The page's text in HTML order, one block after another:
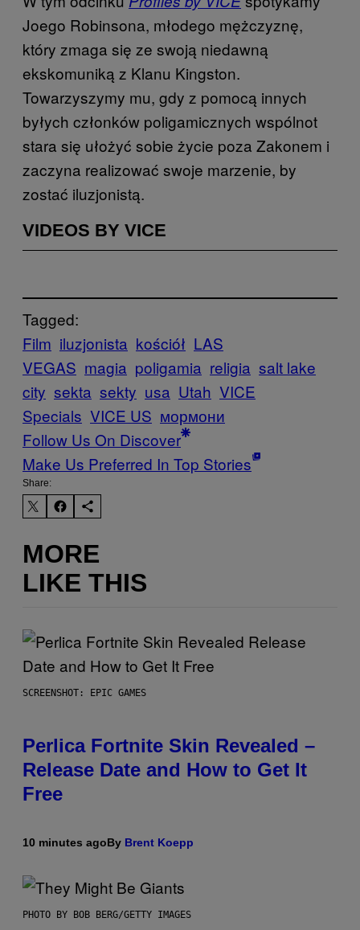
Joego Robinsona, młodego mężczyznę,
który zmaga się ze swoją niedawną
ekskomuniką z Klanu Kingston.
Towarzyszymy mu, gdy z pomocą innych
byłych członków poligamicznych wspólnot
stara się ułożyć sobie życie poza Zakonem i
zaczyna realizować swoje marzenie, by
zostać iluzjonistą.
VIDEOS BY VICE
Tagged:
Film iluzjonista kościół LAS
VEGAS magia poligamia religia salt lake
city sekta sekty usa Utah VICE
Specials VICE US мормони
Follow Us On Discover
Make Us Preferred In Top Stories
Share:
MORE
LIKE THIS
SCREENSHOT: EPIC GAMES
Perlica Fortnite Skin Revealed –
Release Date and How to Get It
Free
10 minutes agoBy Brent Koepp
PHOTO BY BOB BERG/GETTY IMAGES